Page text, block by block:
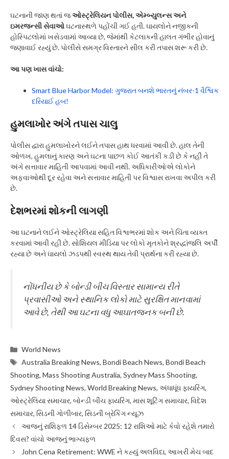
ઘટનાની જાણ થતાં જઓસ્ટ્રેલિયન પોલીસ, એમ્બ્યુલન્સ અને
ઇમરજન્સી સેવાઓઘટનાસ્થળે પહોંચી ગઈ હતી. ઘાયલોને નજીકની
હોસ્પિટલોમાં ખસેડવામાં આવ્યા છે, જેમાંથી કેટલાકની હાલત ગંભીર હોવાનું
જણાવાઈ રહ્યું છે. પોલીસે સમગ્ર વિસ્તારને સીલ કરી તપાસ શરૂ કરી છે.
આ પણ ખાસ વાંચો:
Smart Blue Harbor Model: ગુજરાત બનશે ભારતનું નંબર-1 વૈશ્વિક
દરિયાઈ હબ!
હુમલાખોર અંગે તપાસ ચાલુ
પોલીસ દ્વારા હુમલાખોરને લઈને તપાસ હાથ ધરવામાં આવી છે. હાલ તેની
ઓળખ, હુમલાનું કારણ અને ઘટના પાછળ કોઈ આતંકી કડી છે કે નહીં તે
અંગે સત્તાવાર માહિતી આપવામાં આવી નથી. અધિકારીઓએ લોકોને
અફવાઓથી દૂર રહેવા અને સત્તાવાર માહિતી પર વિશ્વાસ રાખવા અપીલ કરી
છે.
દેશભરમાં શોકની લાગણી
આ ઘટનાને લઈને ઓસ્ટ્રેલિયા સહિત વિશ્વભરમાં શોક અને ચિંતા વ્યક્ત
કરવામાં આવી રહી છે. સોશિયલ મીડિયા પર લોકો મૃતકોને શ્રદ્ધાંજલિ અર્પી
રહ્યા છે અને ઘાયલો ઝડપથી સ્વસ્થ થાય તેવી પ્રાર્થના કરી રહ્યા છે.
નોંધનીય છે કે બોન્ડી બીચ વિસ્તાર સામાન્ય રીતે
પ્રવાસીઓ અને સ્થાનિક લોકો માટે સુરક્ષિત માનવામાં
આવે છે, તેથી આ ઘટના વધુ આઘાતજનક બની છે.
Categories
World News
Tags
Australia Breaking News,Bondi Beach News,Bondi Beach
Shooting, Mass Shooting Australia, Sydney Mass Shooting,
Sydney Shooting News, World Breaking News, અંધાધૂંધ ફાયરિંગ,
ઓસ્ટ્રેલિયા સમાચાર, બોન્ડી બીચ ફાયરિંગ, માસ શૂટિંગ સમાચાર, વિદેશ
સમાચાર, સિડની ગોળીબાર, સિડની બ્રેકિંગ ન્યૂઝ
આજનું રાશિફળ 14 ડિસેમ્બર 2025: 12 રાશિઓ માટે કેવો રહેશે તમારો
દિવસ? વાંચો આજનું ભાગ્યફળ
John Cena Retirement: WWE ને કહ્યું અલવિદા, આખરી મેચ બાદ